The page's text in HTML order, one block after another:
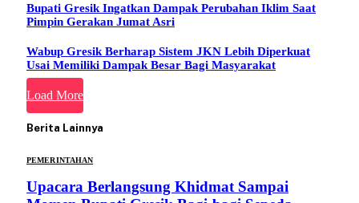
Bupati Gresik Ingatkan Dampak Perubahan Iklim Saat
Pimpin Gerakan Jumat Asri
Wabup Gresik Berharap Sistem JKN Lebih Diperkuat
Usai Memiliki Dampak Besar Bagi Masyarakat
Load More
Berita Lainnya
PEMERINTAHAN
Upacara Berlangsung Khidmat Sampai